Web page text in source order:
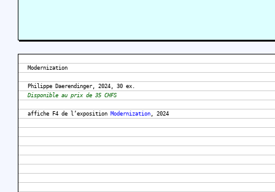
Modernization
Philippe Daerendinger, 2024, 30 ex.
Disponible au prix de 35 CHFS
affiche F4 de l’exposition Modernization , 2024